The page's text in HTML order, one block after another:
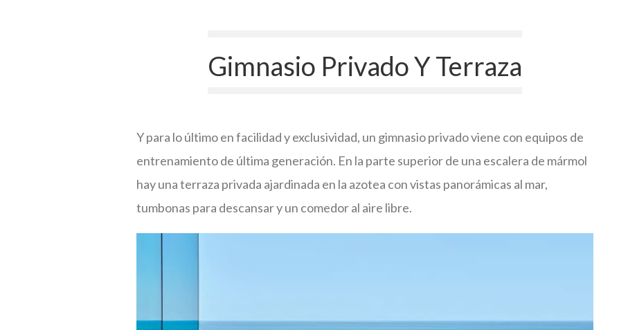
Gimnasio Privado Y Terraza
Y para lo último en facilidad y exclusividad, un gimnasio privado viene con equipos de
entrenamiento de última generación. En la parte superior de una escalera de mármol
hay una terraza privada ajardinada en la azotea con vistas panorámicas al mar,
tumbonas para descansar y un comedor al aire libre.